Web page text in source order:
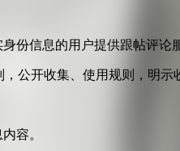
份信息的用户提供跟帖评论
公开收集、使用规则，明
容。